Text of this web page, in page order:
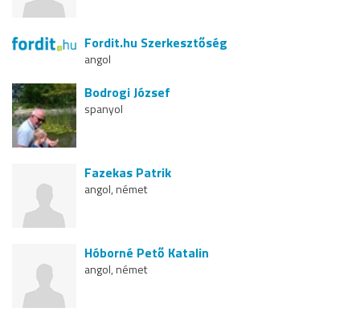
Fordit.hu Szerkesztőség
angol
Bodrogi József
spanyol
Fazekas Patrik
angol, német
Hóborné Pető Katalin
angol, német